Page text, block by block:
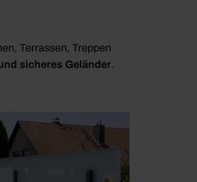
Terrassen, Treppen
sicheres Geländer.